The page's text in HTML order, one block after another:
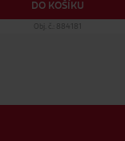
DO KOŠÍKU
Obj. č.: 884181